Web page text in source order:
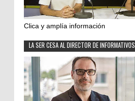
Clica y amplía información
LA SER CESA AL DIRECTOR DE INFORMATIVOS